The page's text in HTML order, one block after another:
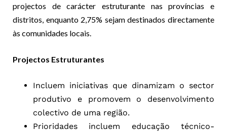
projectos de carácter estruturante nas províncias e
distritos, enquanto 2,75% sejam destinados directamente
às comunidades locais.
Projectos Estruturantes
Incluem iniciativas que dinamizam o sector
produtivo e promovem o desenvolvimento
colectivo de uma região.
Prioridades incluem educação técnico-